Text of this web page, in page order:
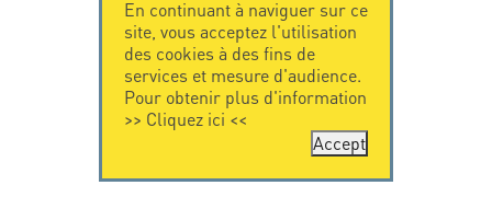
En continuant à naviguer sur ce
site, vous acceptez l'utilisation
des cookies à des fins de
services et mesure d'audience.
Pour obtenir plus d'information
>> Cliquez ici <<
Accept